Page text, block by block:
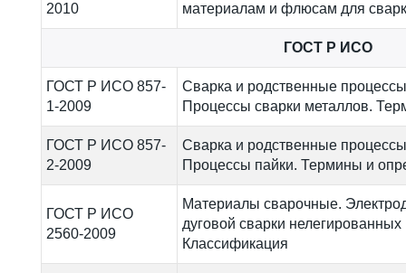
2010
материалам и флюсам для
ГОСТ Р ИСО
ГОСТ Р ИСО 857-
1-2009
Сварка и родственные
Процессы сварки металлов.
ГОСТ Р ИСО 857-
2-2009
Сварка и родственные
Процессы пайки. Термины и
ГОСТ Р ИСО
2560-2009
Материалы сварочные.
дуговой сварки
Классификация